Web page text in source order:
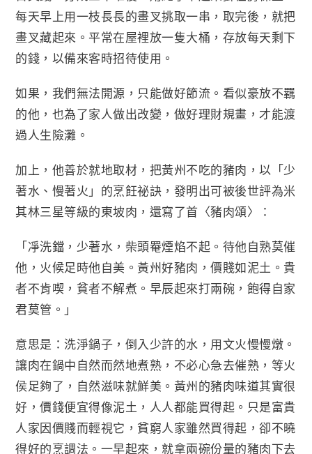
每天早上用一枝長長的畫叉挑取一串，取完後，就把
畫叉藏起來。平常在屋裡放一隻大桶，存放每天剩下
的錢，以備來客時招待使用。
如果，我們無法開源，只能做好節流。看似豪放不羈
的他，也為了家人做出改變，做好理財規畫，才能渡
過人生險灘。
加上，他善於就地取材，把黃州不吃的豬肉，以「少
著水、慢著火」的烹飪祕訣，發明出可被後世評為米
其林三星等級的東坡肉，還寫了首〈豬肉頌〉：
「凈洗鐺，少著水，柴頭罨煙焰不起。待他自熟莫催
他，火候足時他自美。黃州好豬肉，價賤如泥土。貴
者不肯喫，貧者不解煮。早辰起來打兩碗，飽得自家
君莫管。」
意思是：洗淨鍋子，倒入少許的水，用文火慢慢燉。
讓肉在鍋中自然而然地煮熟，不必心急去催熟，等火
侯足夠了，自然滋味就鮮美。黃州的豬肉味道其實很
好，價錢便宜得像泥土，人人都能買得起。只是富貴
人家因價賤而輕視它，貧窮人家雖然買得起，卻不曉
得好的烹調法。一早起來，就拿兩碗份量的豬肉下去